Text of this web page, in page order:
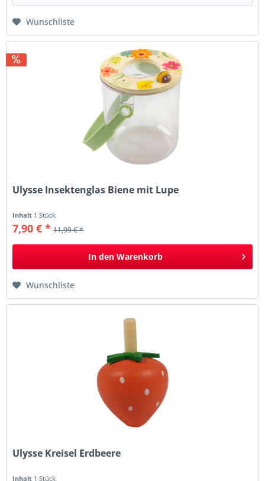
Wunschliste
Ulysse Insektenglas Biene mit Lupe
Inhalt 1 Stück
7,90 € * 11,99 € *
In den Warenkorb
Wunschliste
Ulysse Kreisel Erdbeere
Inhalt 1 Stück